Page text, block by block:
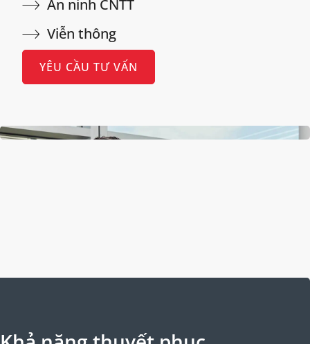
An ninh CNTT
Viễn thông
YÊU CẦU TƯ VẤN